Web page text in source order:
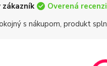
zákazník Overená
s nákupom, produkt